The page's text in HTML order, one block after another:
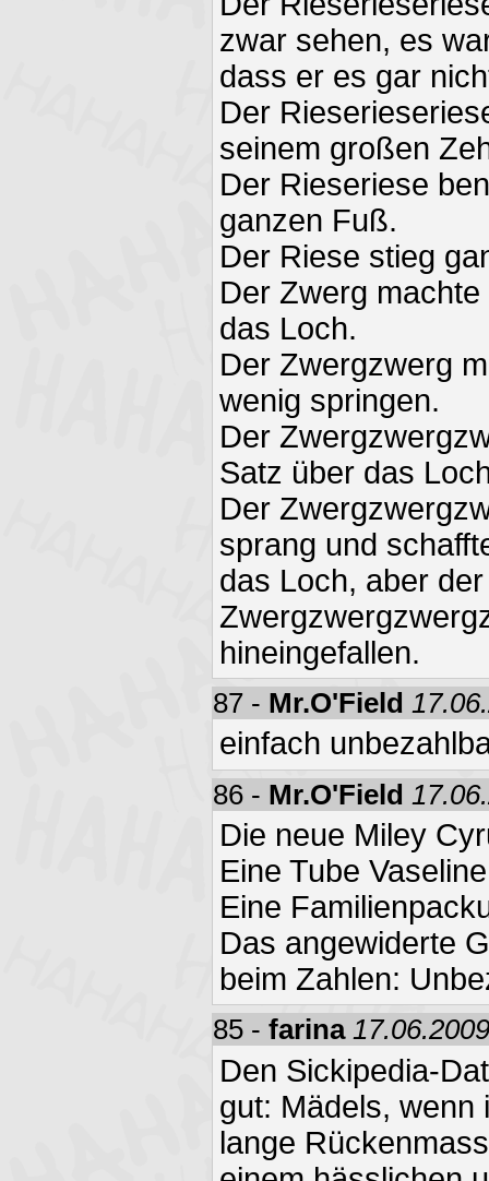
zwar sehen, es
dass er es gar
Der
seinem großen
Der Rieseriese
ganzen Fuß.
Der Riese stieg
Der Zwerg
das Loch.
Der Zwergzwerg
wenig springen.
Der
Satz über das
Der
sprang und
das Loch, aber
hineingefallen.
87 - Mr.O'Field
einfach
86 - Mr.O'Field
Die neue Miley
Eine Tube
Eine
Das angewiderte
beim Zahlen:
85 - farina
Den Sickipedia-
gut: Mädels, wenn
lange